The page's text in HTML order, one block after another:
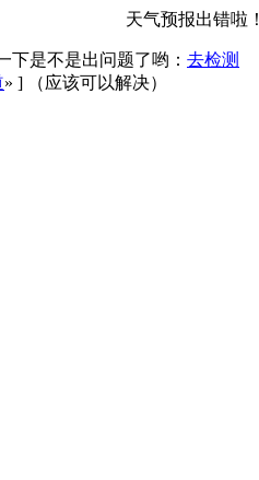
天气预报出错啦！
下是不是出问题了哟： 去检测
» ] （应该可以解决）